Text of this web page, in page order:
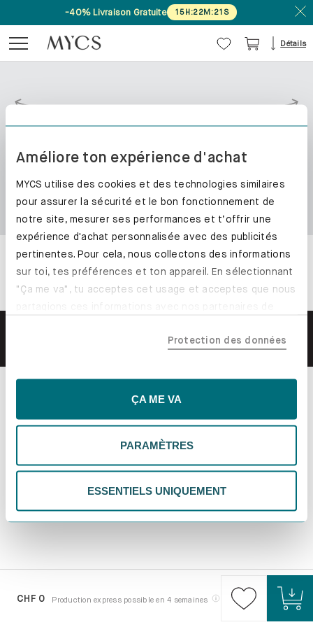
Améliore ton expérience d'achat
MYCS utilise des cookies et des technologies similaires
pour assurer la sécurité et le bon fonctionnement de
notre site, mesurer ses performances et t’offrir une
expérience d'achat personnalisée avec des publicités
pertinentes. Pour cela, nous collectons des informations
sur toi, tes préférences et ton appareil. En sélectionnant
"Ça me va", tu acceptes cet usage et acceptes que nous
tes données pourraient être traitées en dehors de l'UE,
essentiels, ce qui pourrait limiter les contenus
tes préférences. Tu peux modifier tes choix à tout
moment. Pour plus d'informations, consulte notre
politique de confidentialité.
Protection des données
ÇA ME VA
PARAMÈTRES
ESSENTIELS UNIQUEMENT
-40% Livraison Gratuite 15 H:22M:21S
-40% Livraison Gratuite 15 H:22M:21S
Détails
CHF 0 Production express possible en 4 semaines